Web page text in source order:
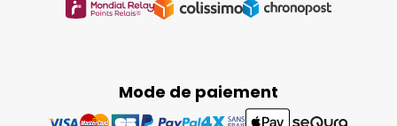
Mode de paiement